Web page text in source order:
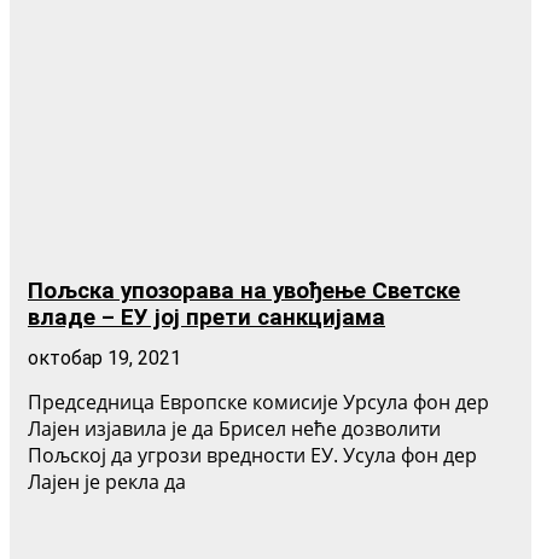
Пољска упозорава на увођење Светске
владе – ЕУ јој прети санкцијама
октобар 19, 2021
Председница Европске комисије Урсула фон дер
Лајен изјавила је да Брисел неће дозволити
Пољској да угрози вредности ЕУ. Усула фон дер
Лајен је рекла да